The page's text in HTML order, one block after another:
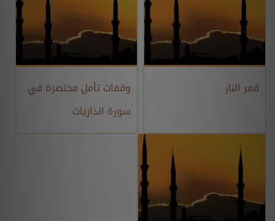
قعر النار
وقفات تأمل مختصرة في
سورة الذاريات